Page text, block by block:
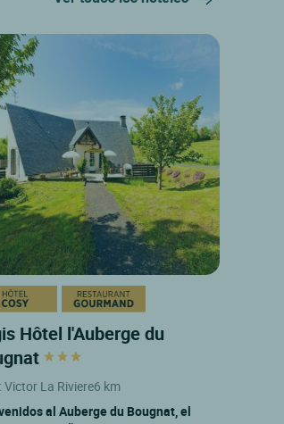
Hôtel l'Auberge du
Victor La Riviere6 km
al Auberge du Bougnat, el